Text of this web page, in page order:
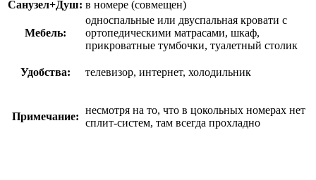
Санузел+Душ: в номере (совмещен)
Мебель:
односпальные или двуспальная кровати с
ортопедическими матрасами, шкаф,
прикроватные тумбочки, туалетный столик
Удобства: телевизор, интернет, холодильник
Примечание:
несмотря на то, что в цокольных номерах нет
сплит-систем, там всегда прохладно